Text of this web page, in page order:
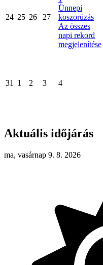
24 25 26 27
Ünnepi
koszorúzás
Az összes
napi rekord
megjelenítése
31 1 2 3 4
Aktuális időjárás
ma, vasárnap 9. 8. 2026